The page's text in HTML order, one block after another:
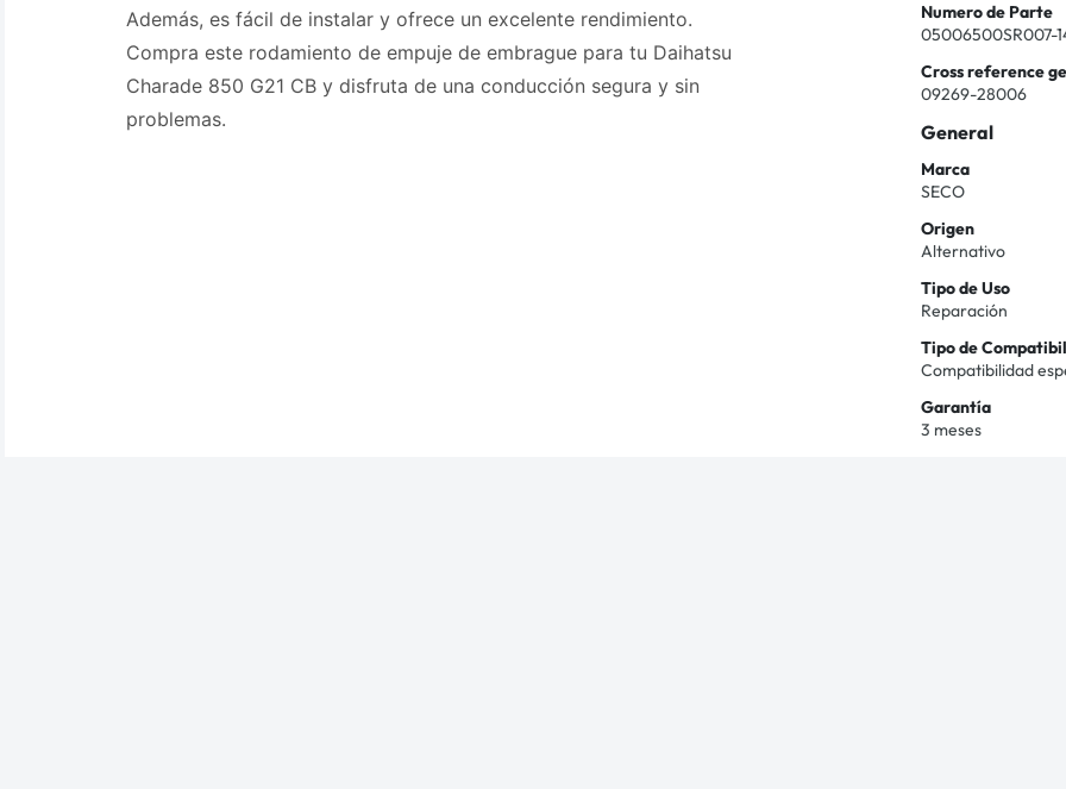
Además, es fácil de instalar y ofrece un excelente rendimiento.
Compra este rodamiento de empuje de embrague para tu Daihatsu
Charade 850 G21 CB y disfruta de una conducción segura y sin
problemas.
Numero de Parte
05006500SR007-
Cross reference
09269-28006
General
Marca
SECO
Origen
Alternativo
Tipo de Uso
Reparación
Tipo de
Compatibilidad
Garantía
3 meses